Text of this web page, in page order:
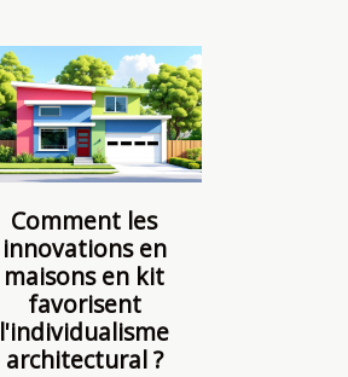
Comment les
innovations en
maisons en kit
favorisent
l'individualisme
architectural ?